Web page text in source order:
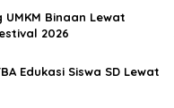
UMKM Binaan Lewat
2026
Edukasi Siswa SD Lewat